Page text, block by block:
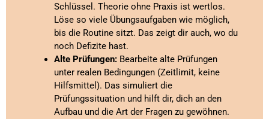
Schlüssel. Theorie ohne Praxis ist wertlos.
Löse so viele Übungsaufgaben wie möglich,
bis die Routine sitzt. Das zeigt dir auch, wo du
noch Defizite hast.
Alte Prüfungen: Bearbeite alte Prüfungen
unter realen Bedingungen (Zeitlimit, keine
Hilfsmittel). Das simuliert die
Prüfungssituation und hilft dir, dich an den
Aufbau und die Art der Fragen zu gewöhnen.